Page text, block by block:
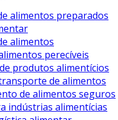
alimentos preparados
alimentos
perecíveis
produtos alimentícios
de alimentos
de alimentos seguros
indústrias alimentícias